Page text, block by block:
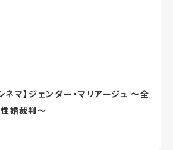
ネマ】ジェンダー・マリアージュ ～全
婚裁判～